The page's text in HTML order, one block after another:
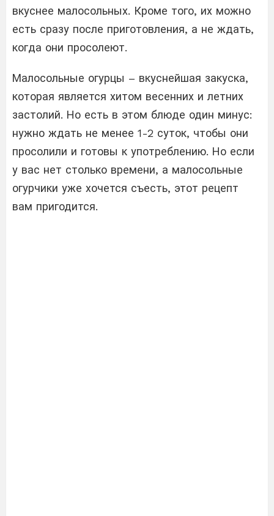
вкуснее малосольных. Кроме того, их можно
есть сразу после приготовления, а не ждать,
когда они просолеют.
Малосольные огурцы – вкуснейшая закуска,
которая является хитом весенних и летних
застолий. Но есть в этом блюде один минус:
нужно ждать не менее 1-2 суток, чтобы они
просолили и готовы к употреблению. Но если
у вас нет столько времени, а малосольные
огурчики уже хочется съесть, этот рецепт
вам пригодится.